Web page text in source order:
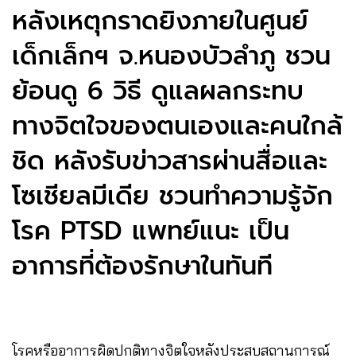
หลังเหตุกราดยิงภายในศูนย์
เด็กเล็กฯ จ.หนองบัวลำภู ชวน
ย้อนดู 6 วิธี ดูแลผลกระทบ
ทางจิตใจของตนเองและคนใกล้
ชิด หลังรับข่าวสารผ่านสื่อและ
โซเชียลมีเดีย ชวนทำความรู้จัก
โรค PTSD แพทย์แนะ เป็น
อาการที่ต้องรักษาในทันที
โรคหรืออาการผิดปกติทางจิตใจหลังประสบสถานการณ์